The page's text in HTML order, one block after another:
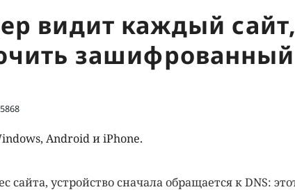
видит каждый
Android и iPhone.
сайта, устройство сначала обращается к DNS: